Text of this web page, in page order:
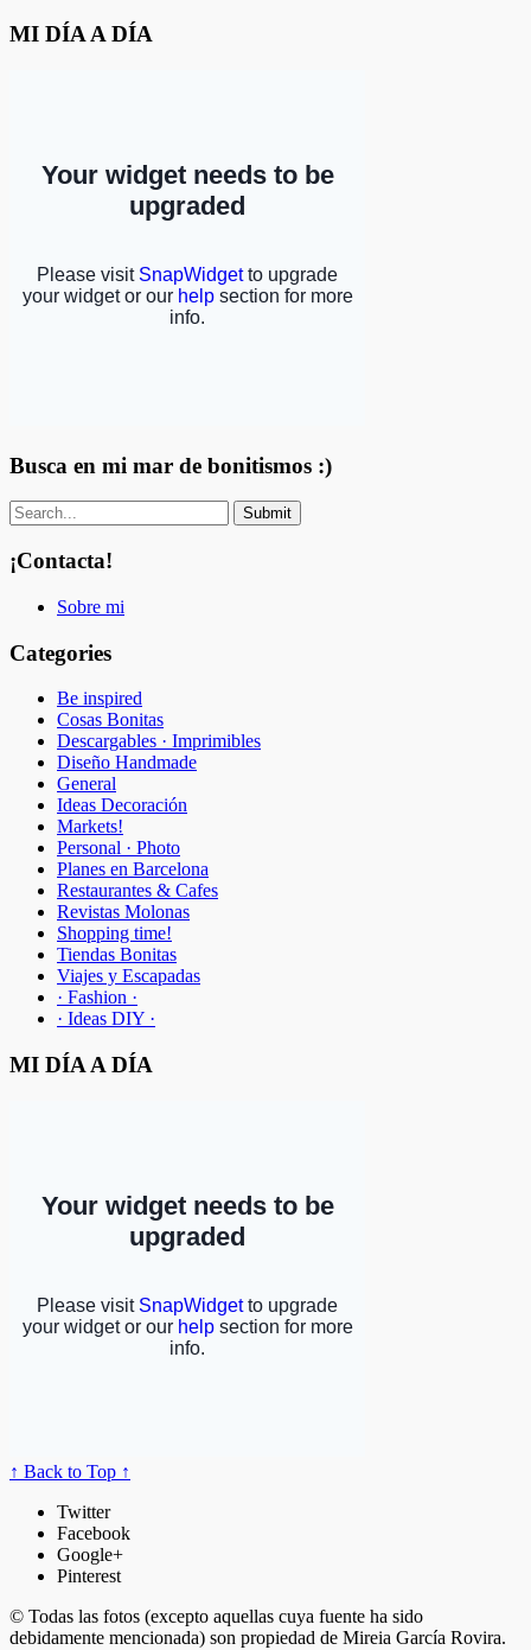
MI DÍA A DÍA
Busca en mi mar de bonitismos :)
¡Contacta!
Sobre mi
Categories
Be inspired
Cosas Bonitas
Descargables · Imprimibles
Diseño Handmade
General
Ideas Decoración
Markets!
Personal · Photo
Planes en Barcelona
Restaurantes & Cafes
Revistas Molonas
Shopping time!
Tiendas Bonitas
Viajes y Escapadas
· Fashion ·
· Ideas DIY ·
MI DÍA A DÍA
↑ Back to Top ↑
Twitter
Facebook
Google+
Pinterest
© Todas las fotos (excepto aquellas cuya fuente ha sido
debidamente mencionada) son propiedad de Mireia García Rovira.